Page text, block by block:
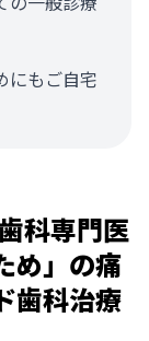
にもご自宅
科専門医
め」の痛
歯科治療